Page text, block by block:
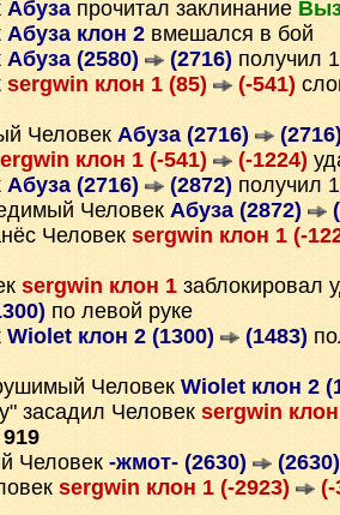
Абузапрочитал заклинание
Абуза клон 2 вмешался в бой
Абуза (2580) (2716) получил
sergwin клон 1 (85) (-541)
Человек Абуза (2716)
клон 1 (-541) (-1224)
Абуза (2716) (2872) получил
Человек Абуза (2872)
Человек sergwin клон 1 (-
sergwin клон 1 заблокировал
по левой руке
Wiolet клон 2 (1300) (1483)
Человек Wiolet клон 2
засадил Человек sergwin
919
Человек -жмот- (2630)
(2630)
sergwin клон 1 (-2923)
(-